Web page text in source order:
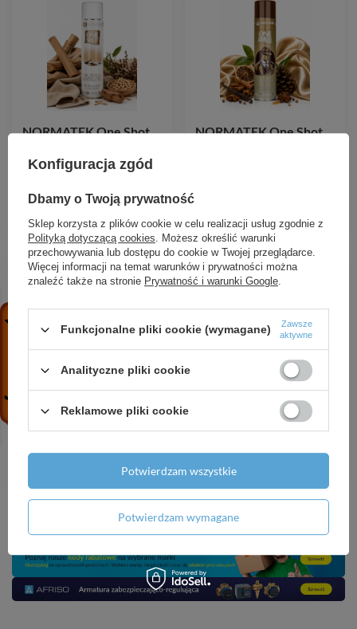
NORMATEK One Shot
neutralizator zapachów
17,99 zł / szt.
NORMATEK One Shot
Thor neutralizator
zapachów 600 ml
17,99 zł / szt.
NORMATEK One Shot
Melon neutralizator
zapachów 600 ml
17,99 zł / szt.
Konfiguracja zgód
Dbamy o Twoją prywatność
Sklep korzysta z plików cookie w celu realizacji usług zgodnie z
Polityką dotyczącą cookies. Możesz określić warunki
przechowywania lub dostępu do cookie w Twojej przeglądarce.
Więcej informacji na temat warunków i prywatności można
znaleźć także na stronie Prywatność i warunki Google.
Funkcjonalne pliki cookie (wymagane)
Zawsze
aktywne
Analityczne pliki cookie
Reklamowe pliki cookie
Potwierdzam wymagane
Potwierdzam wszystkie